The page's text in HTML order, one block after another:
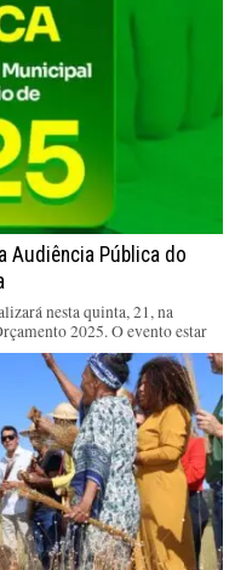
Audiência Pública do
nesta quinta, 21, na
2025. O evento estar